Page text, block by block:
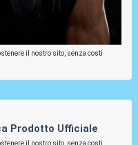
il nostro sito, senza costi
Prodotto Ufficiale
il nostro sito, senza costi